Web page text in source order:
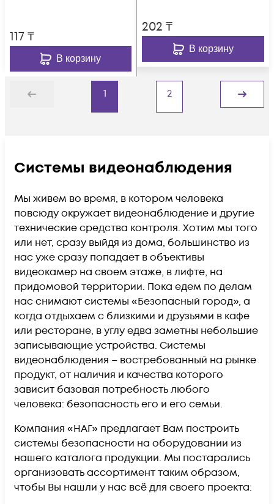
117₸
В корзину
202 ₸
В корзину
Назад
1 2
Дальше
Системы видеонаблюдения
Мы живем во время, в котором человека
повсюду окружает видеонаблюдение и другие
технические средства контроля. Хотим мы того
или нет, сразу выйдя из дома, большинство из
нас уже сразу попадает в объективы
видеокамер на своем этаже, в лифте, на
придомовой территории. Пока едем по делам
нас снимают системы «Безопасный город», а
когда отдыхаем с близкими и друзьями в кафе
или ресторане, в углу едва заметны небольшие
записывающие устройства. Системы
видеонаблюдения – востребованный на рынке
продукт, от наличия и качества которого
зависит базовая потребность любого
человека: безопасность его и его семьи.
Компания «НАГ» предлагает Вам построить
системы безопасности на оборудовании из
нашего каталога продукции. Мы постарались
организовать ассортимент таким образом,
чтобы Вы нашли у нас всё для своего проекта: